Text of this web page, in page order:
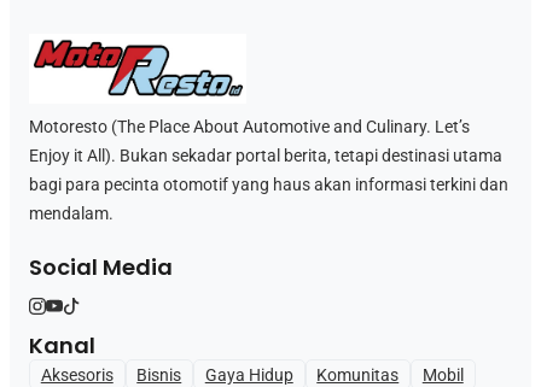
Motoresto (The Place About Automotive and Culinary. Let’s
Enjoy it All). Bukan sekadar portal berita, tetapi destinasi utama
bagi para pecinta otomotif yang haus akan informasi terkini dan
mendalam.
Social Media
Kanal
Aksesoris Bisnis Gaya Hidup Komunitas
Mobil